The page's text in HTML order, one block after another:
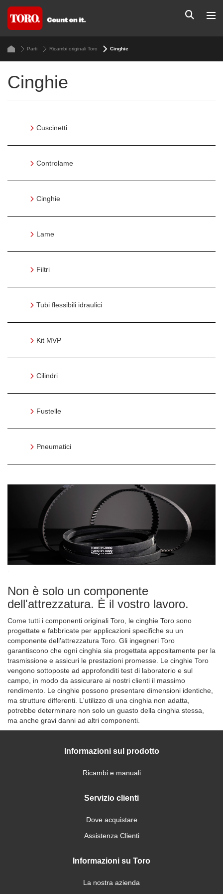
Parti Ricambi originali Toro Cinghie
Cinghie
Cuscinetti
Controlame
Cinghie
Lame
Filtri
Tubi flessibili idraulici
Kit MVP
Cilindri
Fustelle
Pneumatici
Non è solo un componente
dell'attrezzatura. È il vostro lavoro.
Come tutti i componenti originali Toro, le cinghie Toro sono
progettate e fabbricate per applicazioni specifiche su un
componente dell'attrezzatura Toro. Gli ingegneri Toro
garantiscono che ogni cinghia sia progettata appositamente per la
trasmissione e assicuri le prestazioni promesse. Le cinghie Toro
vengono sottoposte ad approfonditi test di laboratorio e sul
campo, in modo da assicurare ai nostri clienti il massimo
rendimento. Le cinghie possono presentare dimensioni identiche,
ma strutture differenti. L'utilizzo di una cinghia non adatta,
potrebbe determinare non solo un guasto della cinghia stessa,
ma anche gravi danni ad altri componenti.
Informazioni sul prodotto
Ricambi e manuali
Servizio clienti
Dove acquistare
Assistenza Clienti
Informazioni su Toro
La nostra azienda